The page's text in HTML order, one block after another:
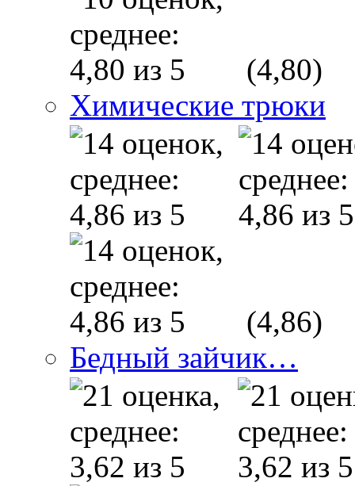
(4,80)
Химические трюки
(4,86)
Бедный зайчик…